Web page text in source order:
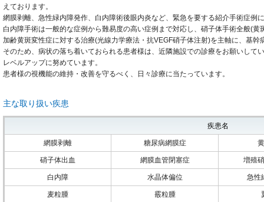
えております。
網膜剥離、急性緑内障発作、白内障術後眼内炎など、緊急を要する紹介手術症例
白内障手術は一般的な症例から難易度の高い症例まで対応し、硝子体手術全般(
加齢黄斑変性症に対する治療(光線力学療法・抗VEGF硝子体注射)を主軸に、基
そのため、病状の落ち着いておられる患者様は、近隣施設での診療をお願いして
レベルアップに努めています。
患者様の視機能の維持・改善を守るべく、日々診療に当たっています。
主な取り扱い疾患
疾患名
網膜剥離 糖尿病網膜症
硝子体出血 網膜血管閉塞症 増殖
白内障 水晶体偏位 急性
麦粒腫 霰粒腫